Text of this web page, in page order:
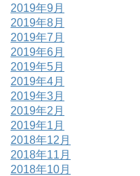
2019年9月
2019年8月
2019年7月
2019年6月
2019年5月
2019年4月
2019年3月
2019年2月
2019年1月
2018年12月
2018年11月
2018年10月